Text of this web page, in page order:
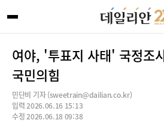
여야, '투표지 사태' 국정조
국민의힘
민단비 기자 (sweetrain@dailian.co.kr)
입력 2026.06.16 15:13
수정 2026.06.18 09:38